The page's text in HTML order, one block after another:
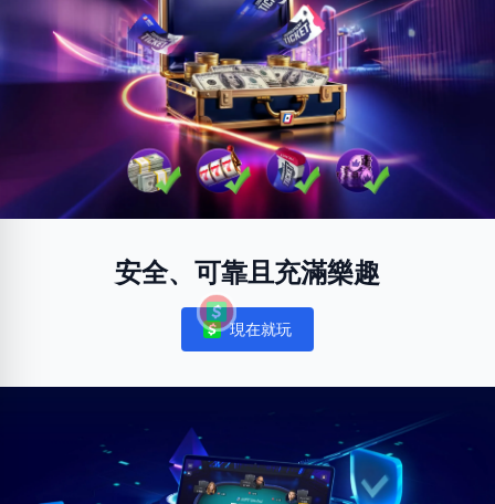
安全、可靠且充滿樂趣
Notifications
現在就玩